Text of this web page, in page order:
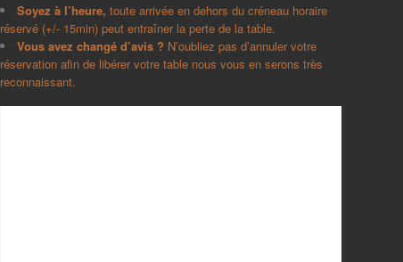
Soyez à l’heure, toute arrivée en dehors du créneau horaire
réservé (+/- 15min) peut entraîner la perte de la table.
Vous avez changé d’avis ? N’oubliez pas d’annuler votre
réservation afin de libérer votre table nous vous en serons très
reconnaissant.